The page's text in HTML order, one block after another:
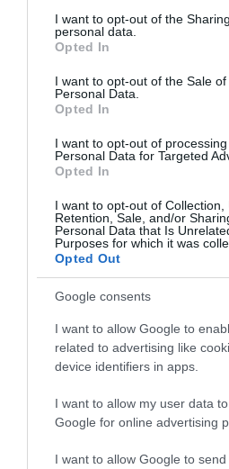
not limited to your visit or usage
grant or deny consent to Google
use your data for below specified
consent section.
I want to opt-out of the
personal data.
Opted In
I want to opt-out of the Sale of
Personal Data.
Opted In
I want to opt-out of
Personal Data for Targeted
Opted In
I want to opt-out of Collection,
Retention, Sale, and/or
Personal Data that Is
Purposes for which it was
Opted Out
Google consents
I want to allow Google to
related to advertising like
device identifiers in apps.
I want to allow my user data
Google for online advertising
I want to allow Google to send
világban élünk